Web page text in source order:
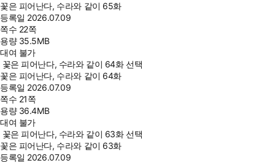
꽃은 피어난다, 수라와 같이 65화
등록일 2026.07.09
쪽수 22쪽
용량 35.5MB
대여 불가
꽃은 피어난다, 수라와 같이 64화 선택
꽃은 피어난다, 수라와 같이 64화
등록일 2026.07.09
쪽수 21쪽
용량 36.4MB
대여 불가
꽃은 피어난다, 수라와 같이 63화 선택
꽃은 피어난다, 수라와 같이 63화
등록일 2026.07.09